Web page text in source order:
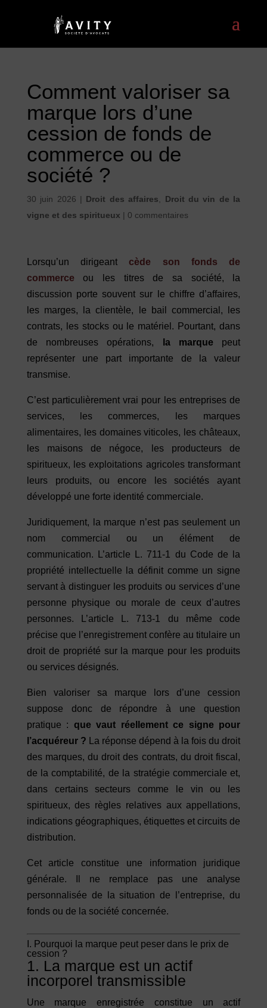
Comment valoriser sa
marque lors d’une
cession de fonds de
commerce ou de
société ?
30 juin 2026 | Droit des affaires
Droit du vin de la
vigne et des spiritueux | 0 commentaires
Lorsqu’un dirigeant cède son fonds de
commerce ou les titres de sa société, la
discussion porte souvent sur le chiffre d’affaires,
les marges, la clientèle, le bail commercial, les
contrats, les stocks ou le matériel. Pourtant, dans
de nombreuses opérations,
la marque peut
représenter une part importante de la valeur
transmise.
C’est particulièrement vrai pour les entreprises de
services, les commerces, les marques
alimentaires, les domaines viticoles, les châteaux,
les maisons de négoce, les producteurs de
spiritueux, les exploitations agricoles transformant
leurs produits, ou encore les sociétés ayant
développé une forte identité commerciale.
Juridiquement, la marque n’est pas seulement un
nom commercial ou un élément de
communication. L’article L. 711-1 du Code de la
propriété intellectuelle la définit comme un signe
servant à distinguer les produits ou services d’une
personne physique ou morale de ceux d’autres
personnes. L’article L. 713-1 du même code
précise que l’enregistrement confère au titulaire un
droit de propriété sur la marque pour les produits
ou services désignés.
Bien valoriser sa marque lors d’une cession
suppose donc de répondre à une question
pratique : que vaut réellement ce signe pour
l’acquéreur ? La réponse dépend à la fois du droit
des marques, du droit des contrats, du droit fiscal,
de la comptabilité, de la stratégie commerciale et,
dans certains secteurs comme le vin ou les
spiritueux, des règles relatives aux appellations,
indications géographiques, étiquettes et circuits de
distribution.
Cet article constitue une information juridique
générale. Il ne remplace pas une analyse
personnalisée de la situation de l’entreprise, du
fonds ou de la société concernée.
I. Pourquoi la marque peut peser dans le prix de
cession ?
1. La marque est un actif
incorporel transmissible
Une marque enregistrée constitue un actif